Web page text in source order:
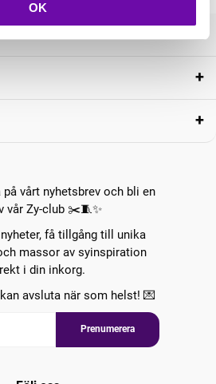
OK
på vårt nyhetsbrev och bli en
vår Zy-club ✂️🧵✨
få tillgång till unika
massor av syinspiration
i din inkorg.
avsluta när som helst! 💌
Prenumerera